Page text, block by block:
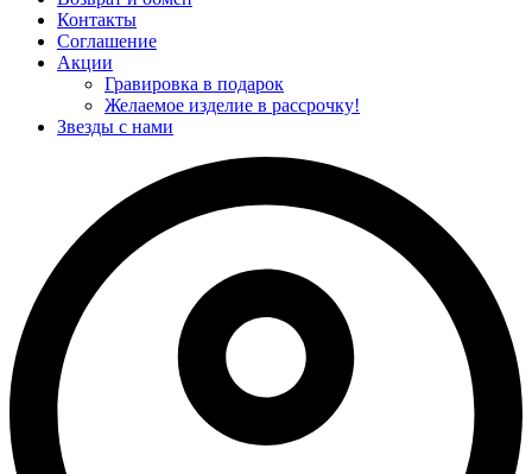
Контакты
Соглашение
Акции
Гравировка в подарок
Желаемое изделие в рассрочку!
Звезды с нами